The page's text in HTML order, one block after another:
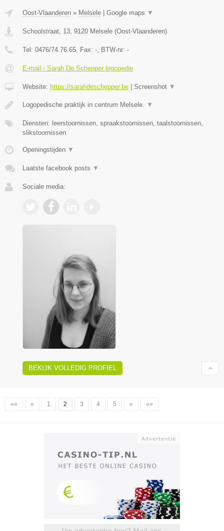
Oost-Vlaanderen » Melsele Google maps ▼
Schoolstraat, 13 9120 Melsele (Oost-Vlaanderen)
Tel: 0476/74.76.65 , Fax: - , BTW-nr: -
E-mail › Sarah De Schepper logopedie
Website: https://sarahdeschepper.be Screenshot ▼
Logopedische praktijk in centrum Melsele. ▼
Diensten: leerstoornissen, spraakstoornissen, taalstoornissen,
slikstoornissen
Openingstijden ▼
Laatste facebook posts ▼
Sociale media:
BEKIJK VOLLEDIG PROFIEL
«« « 1 2 3 4 5 » »»